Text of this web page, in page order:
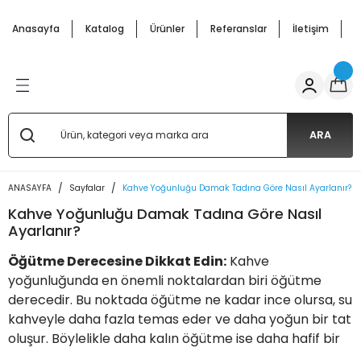
Anasayfa Katalog Ürünler Referanslar İletişim
Geri Dön
Geri Dön
Geri Dön
Semaverleri
Salep Kazanı ve
Salep Kazanları
Geri Dön
Geri Dön
Makinaları
Makinası
Geri Dön
Arabaları
Patlatma) Arabaları
- Cemko Metal
Makineleri
ARA
ANASAYFA Sayfalar Kahve Yoğunluğu Damak Tadına Göre Nasıl Ayarlanır?
Kahve Yoğunluğu Damak Tadına Göre Nasıl
Ayarlanır?
Öğütme Derecesine Dikkat Edin: Kahve
yoğunluğunda en önemli noktalardan biri öğütme
derecedir. Bu noktada öğütme ne kadar ince olursa, su
kahveyle daha fazla temas eder ve daha yoğun bir tat
oluşur. Böylelikle daha kalın öğütme ise daha hafif bir